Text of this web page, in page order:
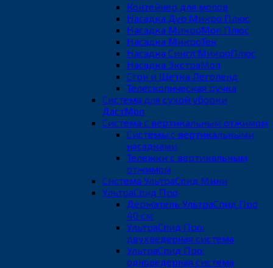
Контейнер для мопов
Насадка Дуо Микро Плюс
Насадка МикроМоп Плюс
Насадка МикроТек
Насадка Сингл МикроПлюс
Насадка ЭкстраМоп
Сгон и Щетка Леголенд
Телескопическая ручка
Система для сухой уборки
ДастМоп
Система с вертикальным отжимом
Системы с вертикальными
насадками
Тележки с вертикальным
отжимом
Система УльтраСпид Мини
УльтраСпид Про
Держатель УльтраСпид Про
40 см
УльтраСпид Про:
двухведерная система
УльтраСпид Про:
одноведерная система